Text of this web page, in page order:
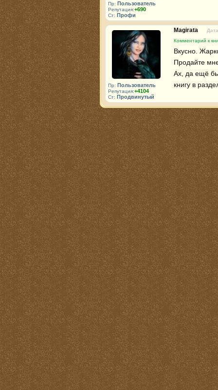
Пр: Пользователь
Репутация:+690
Ст: Профи
Пр: Пользователь
Репутация:+4104
Ст: Продвинутый
Magirata
Комментарий к
Вкусно.
Продайте
Ах, да ещё
книгу в